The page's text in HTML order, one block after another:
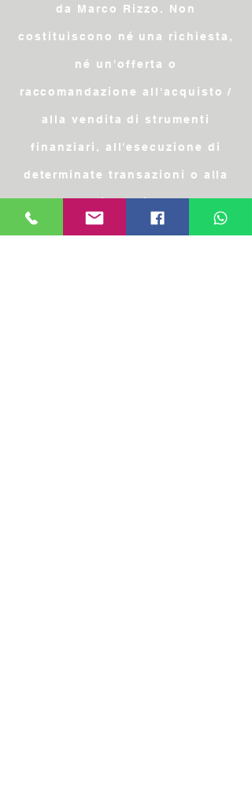
da Marco Rizzo. Non
costituiscono né una richiesta,
né un'offerta o
raccomandazione all'acquisto /
alla vendita di strumenti
finanziari, all'esecuzione di
determinate transazioni o alla
conclusione di un'altra